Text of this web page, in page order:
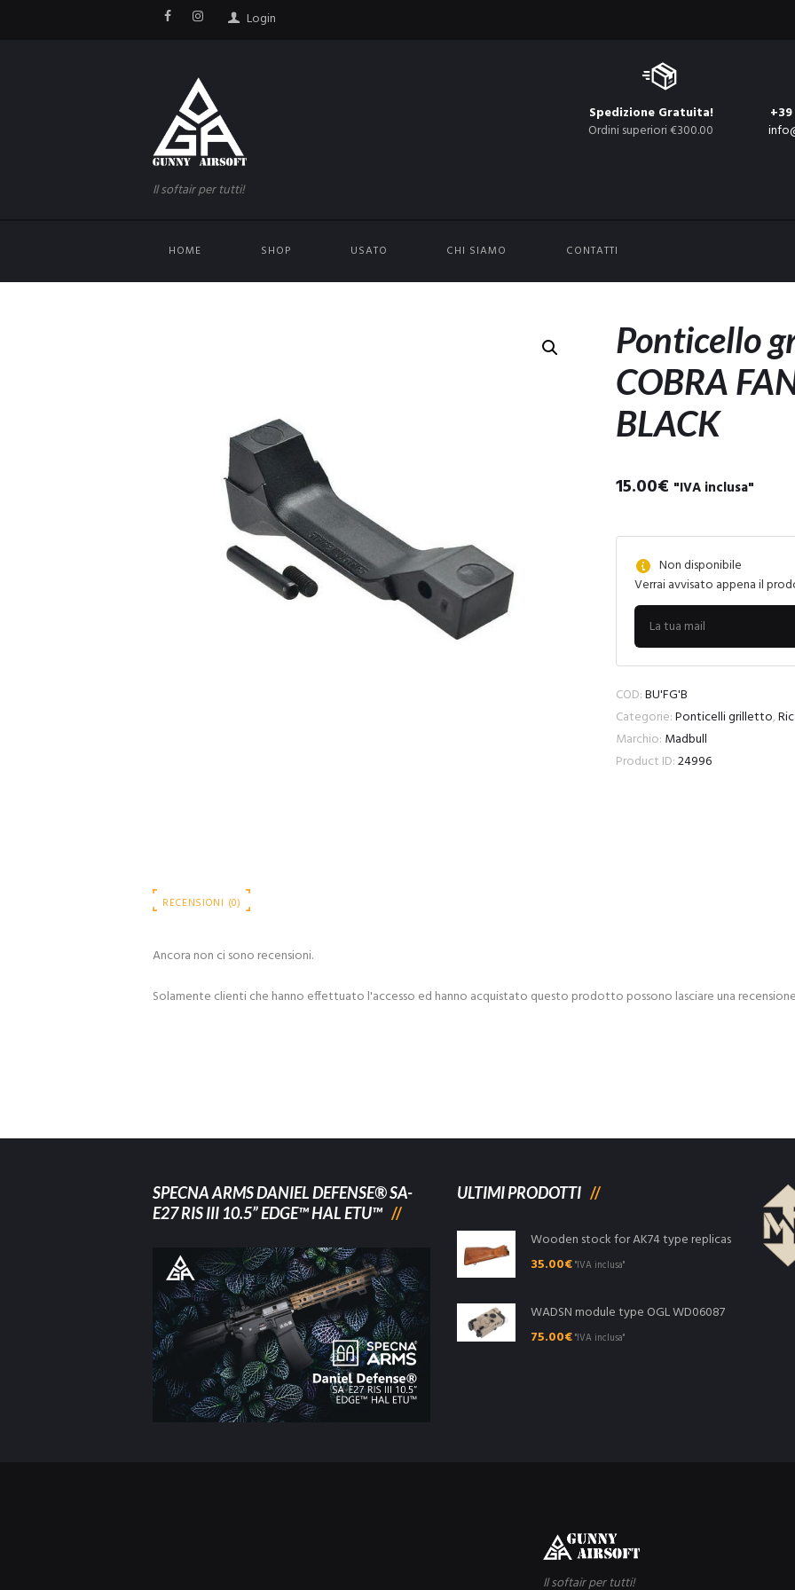
Login
Il softair per tutti!
Spedizione Gratuita!
Ordini superiori €300.00
HOME SHOP USATO CHI SIAMO CONTATTI
Ponticello
COBRA
BLACK
15.00€ "IVA inclusa"
Non disponibile
Verrai avvisato appena il
COD:BU'FG'B
Categorie:Ponticelli grilletto,
Marchio: Madbull
Product ID:24996
RECENSIONI (0)
Ancora non ci sono recensioni.
Solamente clienti che hanno effettuato l'accesso ed hanno acquistato questo prodotto possono lasciare una
SPECNA ARMS DANIEL DEFENSE® SA-
E27 RIS III 10.5” EDGE™ HAL ETU™
ULTIMI PRODOTTI
Wooden stock for AK74 type replicas
35.00€"IVA inclusa"
WADSN module type OGL WD06087
75.00€"IVA inclusa"
Il softair per tutti!